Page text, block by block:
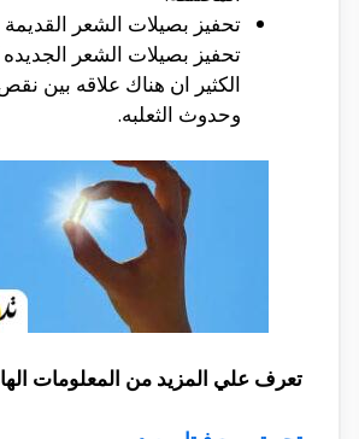
تحفيز بصيلات الشعر القديمة
تحفيز بصيلات الشعر الجديده
الكثير ان هناك علاقه بين
وحدوث الثعلبه.
تعرف علي المزيد من المعلومات